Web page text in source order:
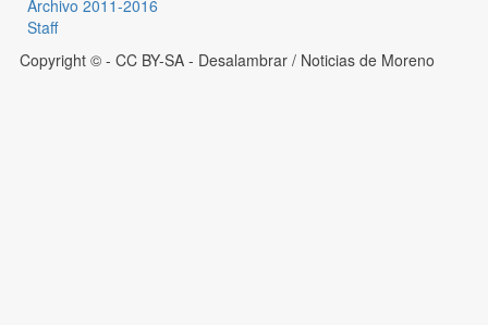
Archivo 2011-2016
Staff
Copyright © - CC BY-SA - Desalambrar / Noticias de Moreno